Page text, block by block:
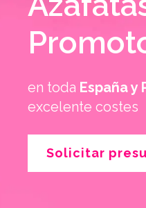
en toda España y
excelente costes
Solicitar